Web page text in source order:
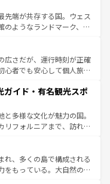
な楽しみ方が可能だ。さ
が溢れており、どの街角に
る。パリ以外の個性あふ
も飽きることがない。ベ
ン州のアルプスの絶景、そ
いった風景は必見。ビール
。 なお、新着の
参照してほしい。
先端が共存する国。ウェス
のようなランドマーク、歴
た、優雅なアフタヌーン
ない英国パブ、サッカー観
体験も豊富。イギリスを旅
広さだが、運行時刻が正確
心者でも安心して個人旅行
スならではのユニークな
でなく町歩きも満喫する
ため物価も高いが、旅行
スもあり、うまく活用すれ
ガイド・有名観光スポ
多様な文化が魅力の国。
リフォルニアまで、訪れる
ッピング、エンターテイ
ポットだ。一方、アメリカ
ンドキャニオンやイエロー
れ、多くの島で構成される
をもっている。大自然の神